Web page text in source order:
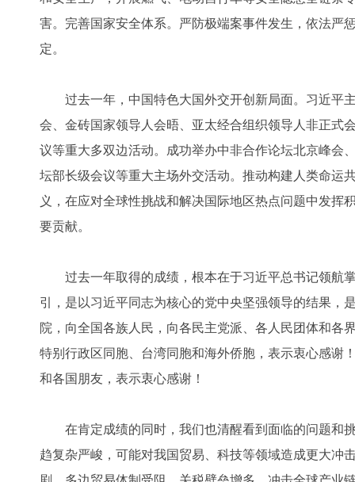
害。完善国家安全体系。严防极端案事件发生，依法严
定。
过去一年，中国特色大国外交开创新局面。习近平
会、金砖国家领导人会晤、亚太经合组织领导人非正式
议等重大多双边活动。成功举办中非合作论坛北京峰会
坛部长级会议等重大主场外交活动。推动构建人类命运
义，在应对全球性挑战和解决国际地区热点问题中发挥
要贡献。
过去一年取得的成绩，根本在于习近平总书记领航
引，是以习近平同志为核心的党中央坚强领导的结果，
院，向全国各族人民，向各民主党派、各人民团体和各
特别行政区同胞、台湾同胞和海外侨胞，表示衷心感谢
和各国朋友，表示衷心感谢！
在肯定成绩的同时，我们也清醒看到面临的问题和
趋复杂严峻，可能对我国贸易、科技等领域造成更大冲